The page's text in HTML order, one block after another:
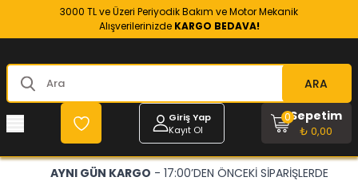
3000 TL ve Üzeri Periyodik Bakım ve Motor Mekanik
Alışverilerinizde KARGO BEDAVA!
ARA
Giriş Yap
Kayıt Ol
Sepetim
₺ 0,00
0
AYNI GÜN KARGO - 17:00’DEN ÖNCEKİ SİPARİŞLERDE